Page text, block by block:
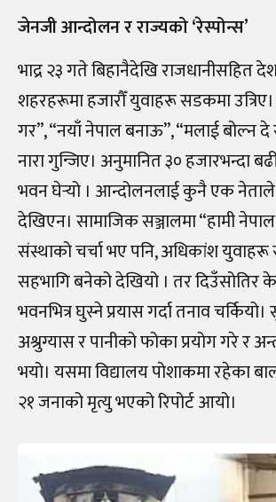
जेनजी आन्दोलन र राज्यको ‘रेस्पोन्स’
भाद्र २३ गते बिहानैदेखि राजधानीसहित
शहरहरूमा हजारौँ युवाहरू सडकमा उत्रिए।
गर”, “नयाँ नेपाल बनाऊ”, “मलाई बोल्न
नारा गुन्जिए। अनुमानित ३० हजारभन्दा
भवन घेर्‍यो । आन्दोलनलाई कुनै एक
देखिएन। सामाजिक सञ्जालमा “हामी
संस्थाको चर्चा भए पनि, अधिकांश युवाहरू
सहभागि बनेको देखियो । तर
भवनभित्र घुस्ने प्रयास गर्दा तनाव चर्कियो।
अश्रुग्यास र पानीको फोका प्रयोग गरे र
भयो। यसमा विद्यालय पोशाकमा रहेका
२१ जनाको मृत्यु भएको रिपोर्ट आयो।